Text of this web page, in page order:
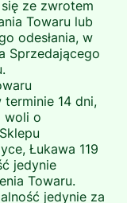
ze zwrotem
Towaru lub
odesłania, w
Sprzedającego
terminie 14 dni,
woli o
Łukawa 119
jedynie
Towaru.
jedynie za